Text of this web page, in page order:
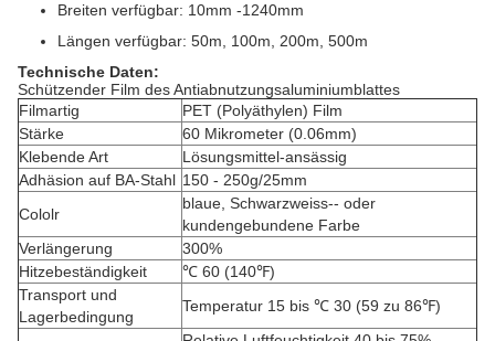
Breiten verfügbar: 10mm -1240mm
Längen verfügbar: 50m, 100m, 200m, 500m
Technische Daten:
Schützender Film des Antiabnutzungsaluminiumblattes
Filmartig
PET (Polyäthylen) Film
Stärke
60 Mikrometer (0.06mm)
Klebende Art
Lösungsmittel-ansässig
Adhäsion auf BA-Stahl 150 - 250g/25mm
Cololr
blaue, Schwarzweiss-- oder
kundengebundene Farbe
Verlängerung
300%
Hitzebeständigkeit
℃ 60 (140℉)
Transport und
Lagerbedingung
Temperatur 15 bis ℃ 30 (59 zu 86℉)